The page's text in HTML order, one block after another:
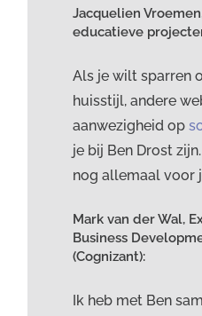
Jacquelien
educatieve
Als je wilt sparren
huisstijl, andere
aanwezigheid op
je bij Ben Drost
nog allemaal voor
Mark van der Wal,
Business
(Cognizant):
Ik heb met Ben